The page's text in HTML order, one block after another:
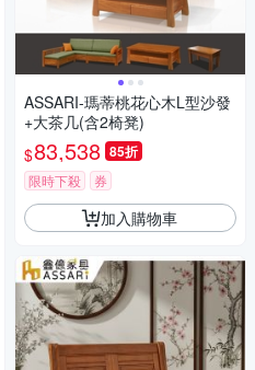
ASSARI-瑪蒂桃花心木L型沙發
+大茶几(含2椅凳)
$83,538 85折
限時下殺 券
加入購物車